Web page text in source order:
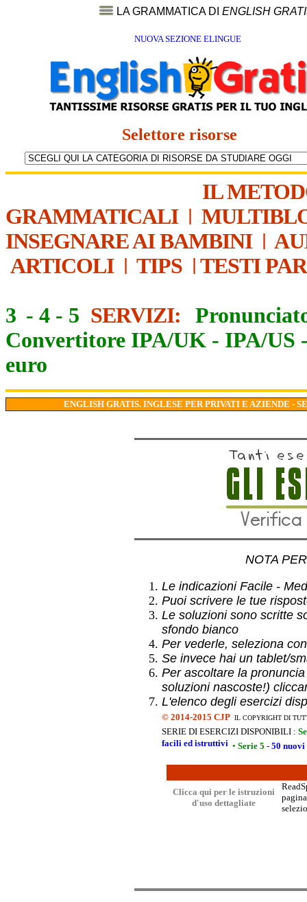
LA GRAMMATICA DI ENGLISH
NUOVA SEZIONE ELINGUE
Selettore risorse
IL
GRAMMATICALI|
INSEGNARE AI BAMBINI|
ARTICOLI| TIPS | TESTI
3 - 4 - 5 SERVIZI:
Convertitore IPA/UK - IPA/US
euro
ENGLISH GRATIS. INGLESE PER PRIVATI E AZIENDE -
NOTA
Le indicazioni Facile -
Puoi scrivere le tue
Le soluzioni sono scritte
sfondo bianco
Per vederle, seleziona
Se invece hai un tablet/
Per ascoltare la
soluzioni nascoste!)
L'elenco degli esercizi
© 2014-2015 CJP IL COPYRIGHT DI
SERIE DI ESERCIZI DISPONIBILI :
facili ed istruttivi • Serie 5 - 50
Clicca qui per le istruzioni
d'uso dettagliate